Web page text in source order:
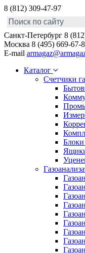
8 (812) 309-47-97
Санкт-Петербург 8
Москва 8 (495) 669-67-
E-mail
Каталог
Счетчики